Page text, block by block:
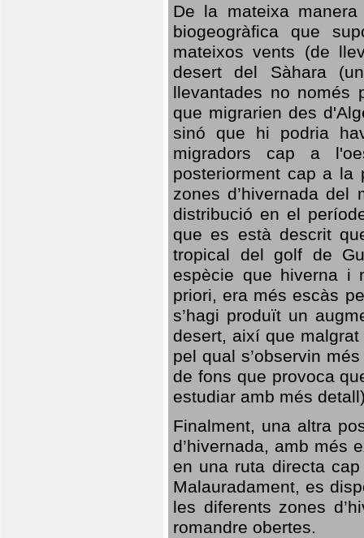
De la mateixa
biogeogràfica que
mateixos vents (de
desert del Sàhara
llevantades no només
que migrarien des
sinó que hi podria
migradors cap a
posteriorment cap a la
zones d’hivernada
distribució en el
que es està descrit
tropical del golf de
espècie que hiverna i
priori, era més escàs
s’hagi produït un
desert, així que
pel qual s’observin
de fons que provoca
estudiar amb més
Finalment, una altra
d’hivernada, amb més
en una ruta directa
Malauradament, es
les diferents zones
romandre obertes.